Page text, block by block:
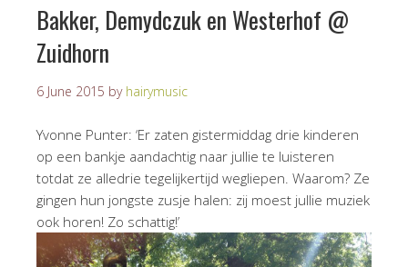
Bakker, Demydczuk en Westerhof @
Zuidhorn
6 June 2015 by hairymusic
Yvonne Punter: ‘Er zaten gistermiddag drie kinderen
op een bankje aandachtig naar jullie te luisteren
totdat ze alledrie tegelijkertijd wegliepen. Waarom? Ze
gingen hun jongste zusje halen: zij moest jullie muziek
ook horen! Zo schattig!’